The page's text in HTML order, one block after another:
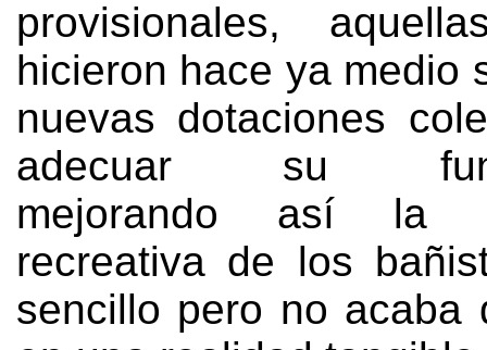
provisionales,
hicieron hace ya medio
nuevas dotaciones
adecuar su
mejorando así la
recreativa de los
sencillo pero no acaba